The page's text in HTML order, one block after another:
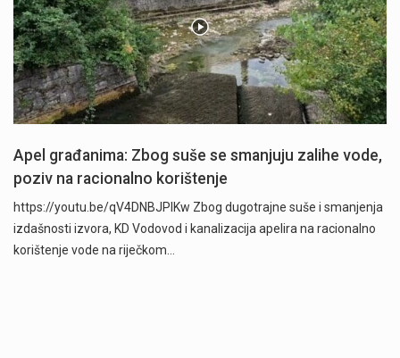
Apel građanima: Zbog suše se smanjuju zalihe vode,
poziv na racionalno korištenje
https://youtu.be/qV4DNBJPlKw Zbog dugotrajne suše i smanjenja
izdašnosti izvora, KD Vodovod i kanalizacija apelira na racionalno
korištenje vode na riječkom…